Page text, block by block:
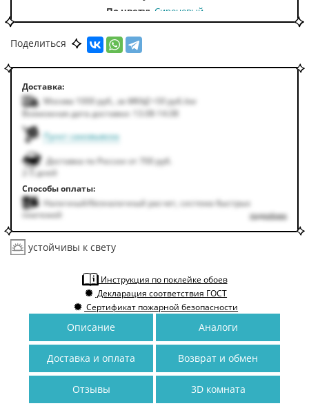
По цвету
Сиреневый
Поделиться
Доставка:
Москва 1000руб. за МКАД +50руб. /км
Возможная дата доставки: 13.08-14.08
Пункт самовывоза
Доставка по России от 700 руб.
2-5 дней
Способы оплаты:
Наличный/безналичный расчет, система быстрых
платежей
подробнее
устойчивы к свету
Инструкция по поклейке обоев
Декларация соответствия ГОСТ
Сертификат пожарной безопасности
Описание Аналоги
Доставка и оплата Возврат и обмен
Отзывы 3D комната